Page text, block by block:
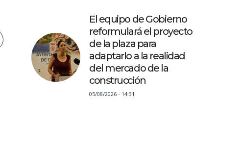
El equipo de Gobierno
reformulará el proyecto
de la plaza para
adaptarlo a la realidad
del mercado de la
construcción
05/08/2026 - 14:31